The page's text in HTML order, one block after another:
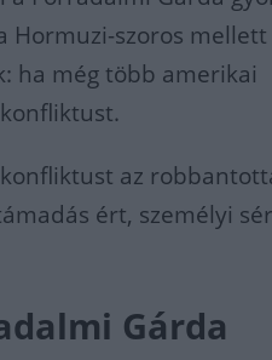
Hormuzi-szoros mellett
ha még több amerikai
az
ért, személyi
Gárda